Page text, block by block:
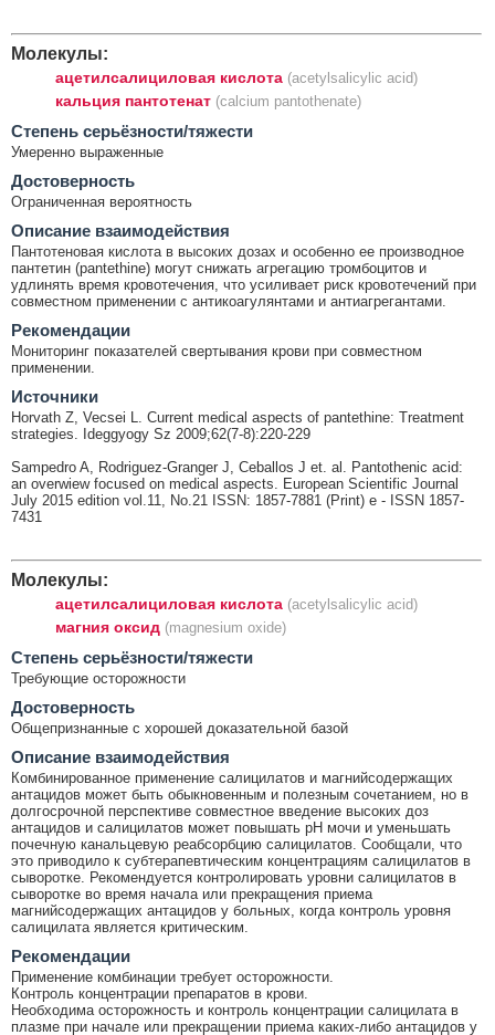
Молекулы:
ацетилсалициловая кислота (acetylsalicylic acid)
кальция пантотенат (calcium pantothenate)
Cтепень серьёзности/тяжести
Умеренно выраженные
Достоверность
Ограниченная вероятность
Описание взаимодействия
Пантотеновая кислота в высоких дозах и особенно ее производное
пантетин (pantethine) могут снижать агрегацию тромбоцитов и
удлинять время кровотечения, что усиливает риск кровотечений при
совместном применении с антикоагулянтами и антиагрегантами.
Рекомендации
Мониторинг показателей свертывания крови при совместном
применении.
Источники
Horvath Z, Vecsei L. Current medical aspects of pantethine: Treatment
strategies. Ideggyogy Sz 2009;62(7-8):220-229
Sampedro A, Rodriguez-Granger J, Ceballos J et. al. Pantothenic acid:
an overwiew focused on medical aspects. European Scientific Journal
July 2015 edition vol.11, No.21 ISSN: 1857-7881 (Print) e - ISSN 1857-
7431
Молекулы:
ацетилсалициловая кислота (acetylsalicylic acid)
магния оксид (magnesium oxide)
Cтепень серьёзности/тяжести
Требующие осторожности
Достоверность
Общепризнанные с хорошей доказательной базой
Описание взаимодействия
Комбинированное применение салицилатов и магнийсодержащих
антацидов может быть обыкновенным и полезным сочетанием, но в
долгосрочной перспективе совместное введение высоких доз
антацидов и салицилатов может повышать рН мочи и уменьшать
почечную канальцевую реабсорбцию салицилатов. Сообщали, что
это приводило к субтерапевтическим концентрациям салицилатов в
сыворотке. Рекомендуется контролировать уровни салицилатов в
сыворотке во время начала или прекращения приема
магнийсодержащих антацидов у больных, когда контроль уровня
салицилата является критическим.
Рекомендации
Применение комбинации требует осторожности.
Контроль концентрации препаратов в крови.
Необходима осторожность и контроль концентрации салицилата в
плазме при начале или прекращении приема каких-либо антацидов у